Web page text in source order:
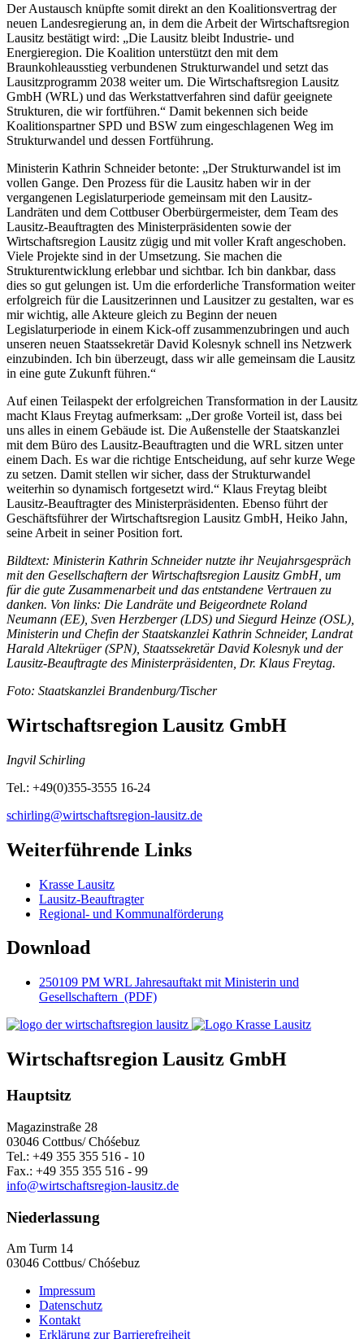
Der Austausch knüpfte somit direkt an den Koalitionsvertrag der
neuen Landesregierung an, in dem die Arbeit der Wirtschaftsregion
Lausitz bestätigt wird: „Die Lausitz bleibt Industrie- und
Energieregion. Die Koalition unterstützt den mit dem
Braunkohleausstieg verbundenen Strukturwandel und setzt das
Lausitzprogramm 2038 weiter um. Die Wirtschaftsregion Lausitz
GmbH (WRL) und das Werkstattverfahren sind dafür geeignete
Strukturen, die wir fortführen.“ Damit bekennen sich beide
Koalitionspartner SPD und BSW zum eingeschlagenen Weg im
Strukturwandel und dessen Fortführung.
Ministerin Kathrin Schneider betonte: „Der Strukturwandel ist im
vollen Gange. Den Prozess für die Lausitz haben wir in der
vergangenen Legislaturperiode gemeinsam mit den Lausitz-
Landräten und dem Cottbuser Oberbürgermeister, dem Team des
Lausitz-Beauftragten des Ministerpräsidenten sowie der
Wirtschaftsregion Lausitz zügig und mit voller Kraft angeschoben.
Viele Projekte sind in der Umsetzung. Sie machen die
Strukturentwicklung erlebbar und sichtbar. Ich bin dankbar, dass
dies so gut gelungen ist. Um die erforderliche Transformation weiter
erfolgreich für die Lausitzerinnen und Lausitzer zu gestalten, war es
mir wichtig, alle Akteure gleich zu Beginn der neuen
Legislaturperiode in einem Kick-off zusammenzubringen und auch
unseren neuen Staatssekretär David Kolesnyk schnell ins Netzwerk
einzubinden. Ich bin überzeugt, dass wir alle gemeinsam die Lausitz
in eine gute Zukunft führen.“
Auf einen Teilaspekt der erfolgreichen Transformation in der Lausitz
macht Klaus Freytag aufmerksam: „Der große Vorteil ist, dass bei
uns alles in einem Gebäude ist. Die Außenstelle der Staatskanzlei
mit dem Büro des Lausitz-Beauftragten und die WRL sitzen unter
einem Dach. Es war die richtige Entscheidung, auf sehr kurze Wege
zu setzen. Damit stellen wir sicher, dass der Strukturwandel
weiterhin so dynamisch fortgesetzt wird.“ Klaus Freytag bleibt
Lausitz-Beauftragter des Ministerpräsidenten. Ebenso führt der
Geschäftsführer der Wirtschaftsregion Lausitz GmbH, Heiko Jahn,
seine Arbeit in seiner Position fort.
Bildtext: Ministerin Kathrin Schneider nutzte ihr Neujahrsgespräch
mit den Gesellschaftern der Wirtschaftsregion Lausitz GmbH, um
für die gute Zusammenarbeit und das entstandene Vertrauen zu
danken. Von links: Die Landräte und Beigeordnete Roland
Neumann (EE), Sven Herzberger (LDS) und Siegurd Heinze (OSL),
Ministerin und Chefin der Staatskanzlei Kathrin Schneider, Landrat
Harald Altekrüger (SPN), Staatssekretär David Kolesnyk und der
Lausitz-Beauftragte des Ministerpräsidenten, Dr. Klaus Freytag.
Foto: Staatskanzlei Brandenburg/Tischer
Wirtschaftsregion Lausitz GmbH
Ingvil Schirling
Tel.: +49(0)355-3555 16-24
schirling@wirtschaftsregion-lausitz.de
Weiterführende Links
Krasse Lausitz
Lausitz-Beauftragter
Regional- und Kommunalförderung
Download
250109 PM WRL Jahresauftakt mit Ministerin und
Gesellschaftern (PDF)
Wirtschaftsregion Lausitz GmbH
Hauptsitz
Magazinstraße 28
03046 Cottbus/ Chóśebuz
Tel.: +49 355 355 516 - 10
Fax.: +49 355 355 516 - 99
info@wirtschaftsregion-lausitz.de
Niederlassung
Am Turm 14
03046 Cottbus/ Chóśebuz
Impressum
Datenschutz
Kontakt
Erklärung zur Barrierefreiheit